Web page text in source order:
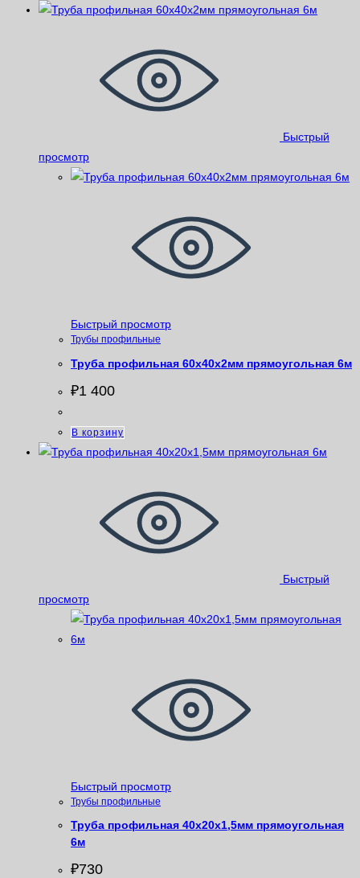
Быстрый
просмотр
Быстрый просмотр
Трубы профильные
Труба профильная 60х40х2мм прямоугольная 6м
₽1 400
В корзину
Быстрый
просмотр
Быстрый просмотр
Трубы профильные
Труба профильная 40х20х1,5мм прямоугольная
6м
₽730